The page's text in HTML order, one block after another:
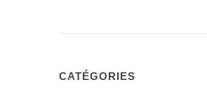
CATÉGORIES